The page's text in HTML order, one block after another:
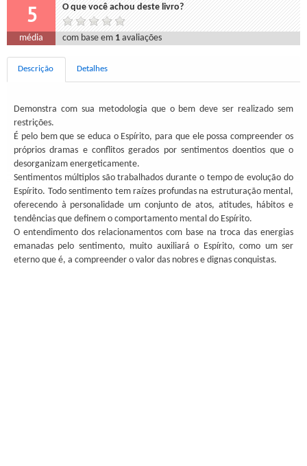
5 O que você achou deste livro?
média com base em 1 avaliações
Descrição Detalhes
Demonstra com sua metodologia que o bem deve ser realizado sem
restrições.
É pelo bem que se educa o Espírito, para que ele possa compreender os
próprios dramas e conflitos gerados por sentimentos doentios que o
desorganizam energeticamente.
Sentimentos múltiplos são trabalhados durante o tempo de evolução do
Espírito. Todo sentimento tem raízes profundas na estruturação mental,
oferecendo à personalidade um conjunto de atos, atitudes, hábitos e
tendências que definem o comportamento mental do Espírito.
O entendimento dos relacionamentos com base na troca das energias
emanadas pelo sentimento, muito auxiliará o Espírito, como um ser
eterno que é, a compreender o valor das nobres e dignas conquistas.